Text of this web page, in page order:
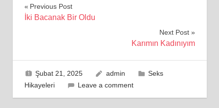
Yazı
Previous Post
İki Bacanak Bir Oldu
Next Post
Karımın Kadınıyım
Şubat 21, 2025 admin
Seks
Hikayeleri
Leave a comment